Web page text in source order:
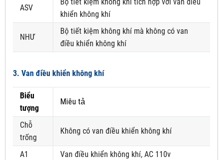
ASV
Bộ tiết kiệm không khí tích hợp với van điều
khiển không khí
NHƯ
Bộ tiết kiệm không khí mà không có van
điều khiển không khí
3. Van điều khiển không khí
Biểu
tượng
Miêu tả
Chỗ
trống
Không có van điều khiển không khí
A1
Van điều khiển không khí, AC 110v